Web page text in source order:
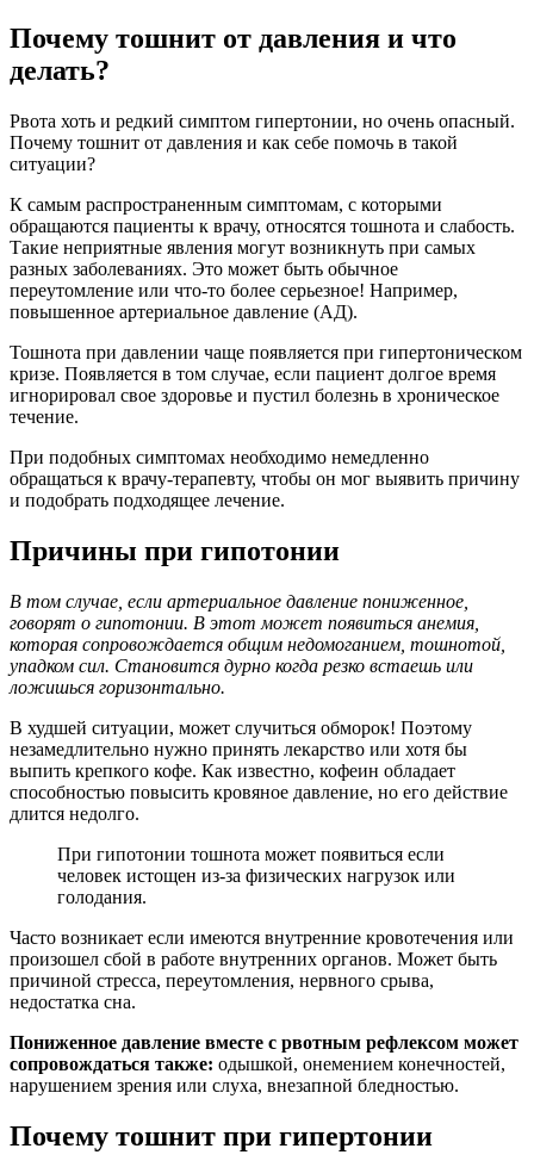
Почему тошнит от давления и что
делать?
Рвота хоть и редкий симптом гипертонии, но очень опасный.
Почему тошнит от давления и как себе помочь в такой
ситуации?
К самым распространенным симптомам, с которыми
обращаются пациенты к врачу, относятся тошнота и слабость.
Такие неприятные явления могут возникнуть при самых
разных заболеваниях. Это может быть обычное
переутомление или что-то более серьезное! Например,
повышенное артериальное давление (АД).
Тошнота при давлении чаще появляется при гипертоническом
кризе. Появляется в том случае, если пациент долгое время
игнорировал свое здоровье и пустил болезнь в хроническое
течение.
При подобных симптомах необходимо немедленно
обращаться к врачу-терапевту, чтобы он мог выявить причину
и подобрать подходящее лечение.
Причины при гипотонии
В том случае, если артериальное давление пониженное,
говорят о гипотонии. В этот может появиться анемия,
которая сопровождается общим недомоганием, тошнотой,
упадком сил. Становится дурно когда резко встаешь или
ложишься горизонтально.
В худшей ситуации, может случиться обморок! Поэтому
незамедлительно нужно принять лекарство или хотя бы
выпить крепкого кофе. Как известно, кофеин обладает
способностью повысить кровяное давление, но его действие
длится недолго.
При гипотонии тошнота может появиться если
человек истощен из-за физических нагрузок или
голодания.
Часто возникает если имеются внутренние кровотечения или
произошел сбой в работе внутренних органов. Может быть
причиной стресса, переутомления, нервного срыва,
недостатка сна.
Пониженное давление вместе с рвотным рефлексом может
сопровождаться также: одышкой, онемением конечностей,
нарушением зрения или слуха, внезапной бледностью.
Почему тошнит при гипертонии